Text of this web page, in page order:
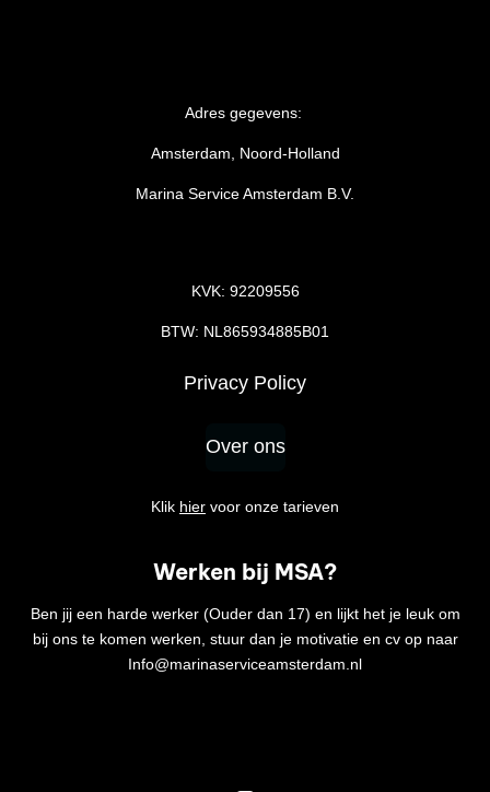
Adres gegevens:
Amsterdam, Noord-Holland
Marina Service Amsterdam B.V.
KVK: 92209556
BTW: NL865934885B01
Privacy Policy
Over ons
Klik hier voor onze tarieven
Werken bij MSA?
Ben jij een harde werker (Ouder dan 17) en lijkt het je leuk om
bij ons te komen werken, stuur dan je motivatie en cv op naar
Info@marinaserviceamsterdam.nl